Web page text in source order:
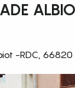
-RDC,